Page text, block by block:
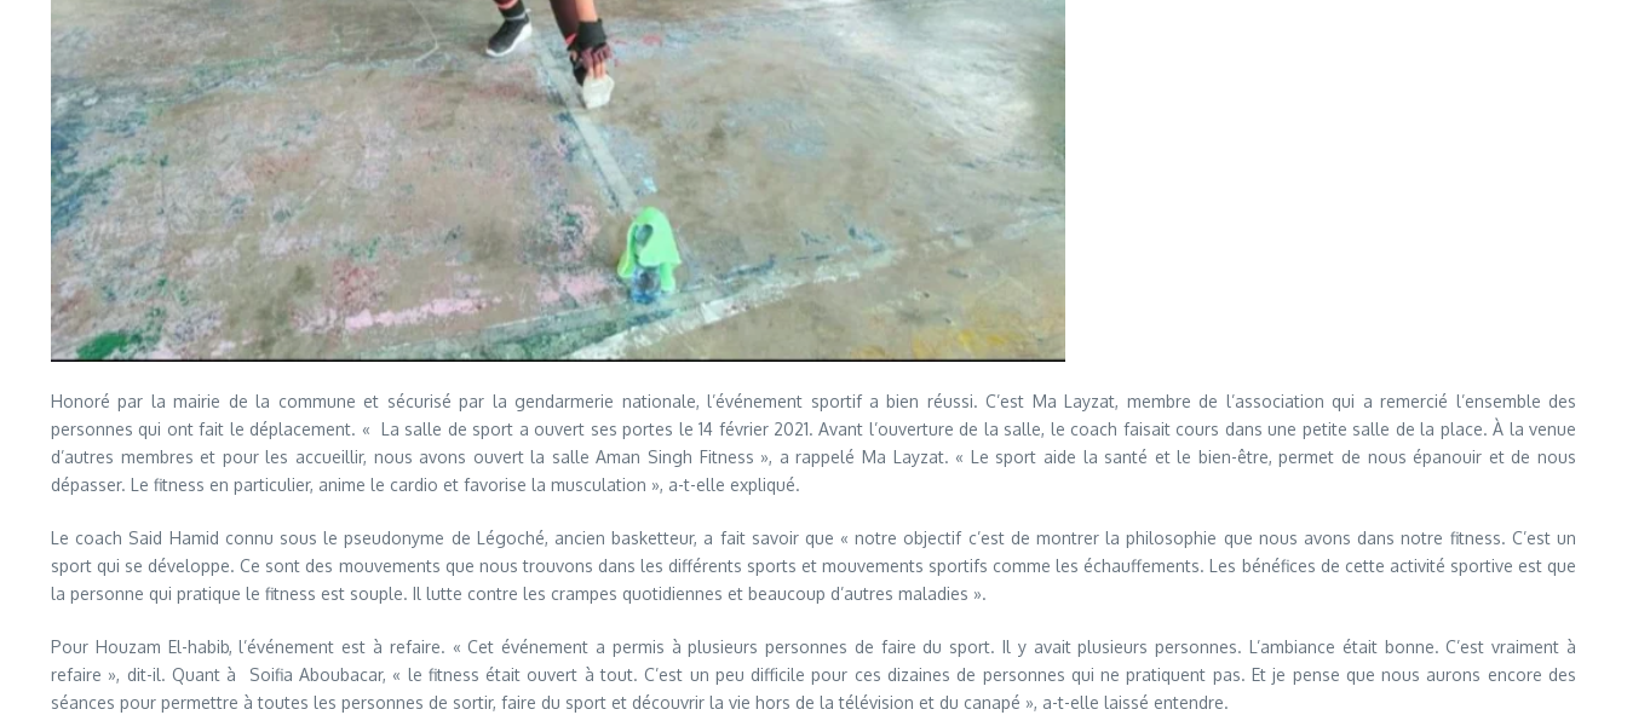
Honoré par la mairie de la commune et sécurisé par la gendarmerie nationale, l’événement sportif a bien réussi. C’est Ma Layzat, membre de l’association qui a remercié l’ensemble des
personnes qui ont fait le déplacement. « La salle de sport a ouvert ses portes le 14 février 2021. Avant l’ouverture de la salle, le coach faisait cours dans une petite salle de la place. À la venue
d’autres membres et pour les accueillir, nous avons ouvert la salle Aman Singh Fitness », a rappelé Ma Layzat. « Le sport aide la santé et le bien-être, permet de nous épanouir et de nous
dépasser. Le fitness en particulier, anime le cardio et favorise la musculation », a-t-elle expliqué.
Le coach Said Hamid connu sous le pseudonyme de Légoché, ancien basketteur, a fait savoir que « notre objectif c’est de montrer la philosophie que nous avons dans notre fitness. C’est un
sport qui se développe. Ce sont des mouvements que nous trouvons dans les différents sports et mouvements sportifs comme les échauffements. Les bénéfices de cette activité sportive est que
la personne qui pratique le fitness est souple. Il lutte contre les crampes quotidiennes et beaucoup d’autres maladies ».
Pour Houzam El-habib, l’événement est à refaire. « Cet événement a permis à plusieurs personnes de faire du sport. Il y avait plusieurs personnes. L’ambiance était bonne. C’est vraiment à
refaire », dit-il. Quant à Soifia Aboubacar, « le fitness était ouvert à tout. C’est un peu difficile pour ces dizaines de personnes qui ne pratiquent pas. Et je pense que nous aurons encore des
séances pour permettre à toutes les personnes de sortir, faire du sport et découvrir la vie hors de la télévision et du canapé », a-t-elle laissé entendre.